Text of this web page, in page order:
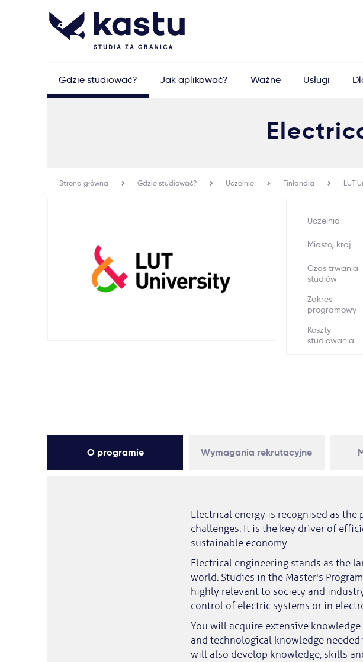
Gdzie studiować? Jak aplikować? Ważne Usługi
Strona główna Gdzie studiować? Uczelnie Finlandia LUT
Uczelnia
Miasto, kraj
Czas trwania
studiów
Zakres
programowy
Koszty
studiowania
O programie Wymagania rekrutacyjne
Electrical energy is recognised as
challenges. It is the key driver of
sustainable economy.
Electrical engineering stands as the
world. Studies in the Master's
highly relevant to society and
control of electric systems or in
You will acquire extensive
and technological knowledge needed
will also develop knowledge, skills